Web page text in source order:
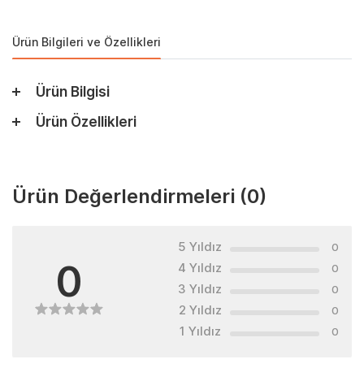
Ürün Bilgileri ve Özellikleri
Ürün Bilgisi
Ürün Özellikleri
Ürün Değerlendirmeleri (0)
0
5 Yıldız 0
4 Yıldız 0
3 Yıldız 0
2 Yıldız 0
1 Yıldız 0